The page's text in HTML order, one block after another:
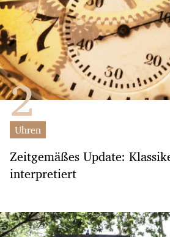
Uhren
Zeitgemäßes Update:
interpretiert